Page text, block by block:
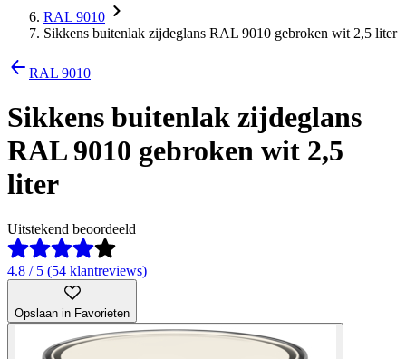
RAL 9010
Sikkens buitenlak zijdeglans RAL 9010 gebroken wit 2,5 liter
RAL 9010
Sikkens buitenlak zijdeglans
RAL 9010 gebroken wit 2,5
liter
Uitstekend beoordeeld
4.8 / 5 (54 klantreviews)
Opslaan in Favorieten